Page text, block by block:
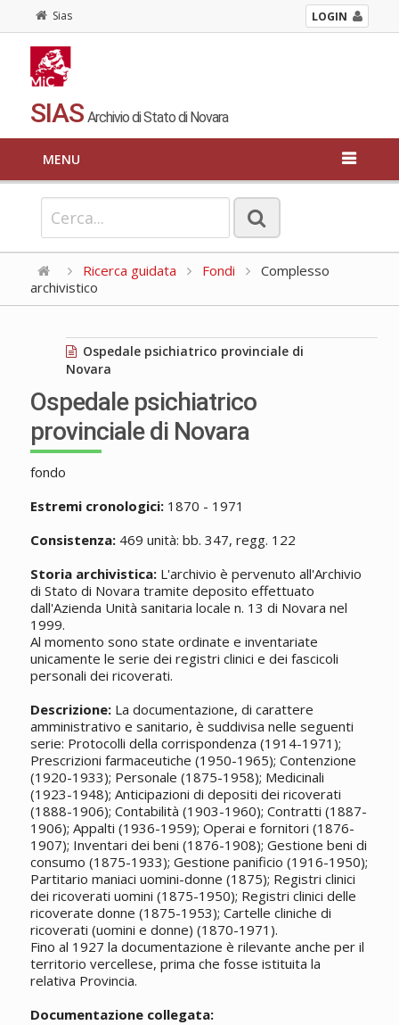
Sias LOGIN
SIAS Archivio di Stato di Novara
MENU
Ricerca guidata Fondi
Complesso
archivistico
Ospedale psichiatrico provinciale di
Novara
Ospedale psichiatrico
provinciale di Novara
fondo
Estremi cronologici:1870 - 1971
Consistenza:469 unità: bb. 347, regg. 122
Storia archivistica:L'archivio è pervenuto all'Archivio
di Stato di Novara tramite deposito effettuato
dall'Azienda Unità sanitaria locale n. 13 di Novara nel
1999.
Al momento sono state ordinate e inventariate
unicamente le serie dei registri clinici e dei fascicoli
personali dei ricoverati.
Descrizione:La documentazione, di carattere
amministrativo e sanitario, è suddivisa nelle seguenti
serie: Protocolli della corrispondenza (1914-1971);
Prescrizioni farmaceutiche (1950-1965); Contenzione
(1920-1933); Personale (1875-1958); Medicinali
(1923-1948); Anticipazioni di depositi dei ricoverati
(1888-1906); Contabilità (1903-1960); Contratti (1887-
1906); Appalti (1936-1959); Operai e fornitori (1876-
1907); Inventari dei beni (1876-1908); Gestione beni di
consumo (1875-1933); Gestione panificio (1916-1950);
Partitario maniaci uomini-donne (1875); Registri clinici
dei ricoverati uomini (1875-1950); Registri clinici delle
ricoverate donne (1875-1953); Cartelle cliniche di
ricoverati (uomini e donne) (1870-1971).
Fino al 1927 la documentazione è rilevante anche per il
territorio vercellese, prima che fosse istituita la
relativa Provincia.
Documentazione collegata: